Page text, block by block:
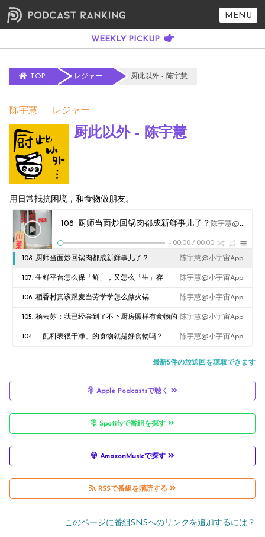
MENU
TOP レジャー 厨此以外 - 陈宇慧
陈宇慧 レジャー
厨此以外 - 陈宇慧
用日常抵抗困境，和食物做朋友。
108. 厨师当面炒回锅肉都成新鲜事儿了？ 陈宇慧@小宇宙App
- 00:00 / 00:00
108. 厨师当面炒回锅肉都成新鲜事儿了？ 陈宇慧@小宇宙App
107. 生鲜平台怎么保「鲜」，又怎么「生」存 陈宇慧@小宇宙App
106. 稻香村真该跟麦当劳学学怎么做火锅 陈宇慧@小宇宙App
105. 杨云苏：我已经尝到了不下厨房照样有食物的
甜头
陈宇慧@小宇宙App
104. 「配料表很干净」的食物就是好食物吗？ 陈宇慧@小宇宙App
最新5件の放送回を聴取できます
Apple Podcastsで聴く
Spotifyで番組を探す
AmazonMusicで探す
RSSで番組を購読する
このページに番組SNSへのリンクを追加するには？